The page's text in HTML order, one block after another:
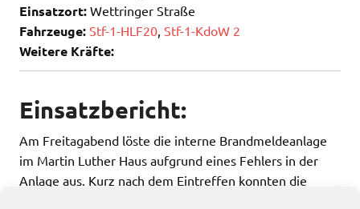
Einsatzort: Wettringer Straße
Fahrzeuge: Stf-1-HLF20 Stf-1-KdoW 2
Weitere Kräfte:
Einsatzbericht:
Am Freitagabend löste die interne Brandmeldeanlage
im Martin Luther Haus aufgrund eines Fehlers in der
Anlage aus. Kurz nach dem Eintreffen konnten die